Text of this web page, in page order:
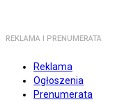
REKLAMA I PRENUMERATA
Reklama
Ogłoszenia
Prenumerata